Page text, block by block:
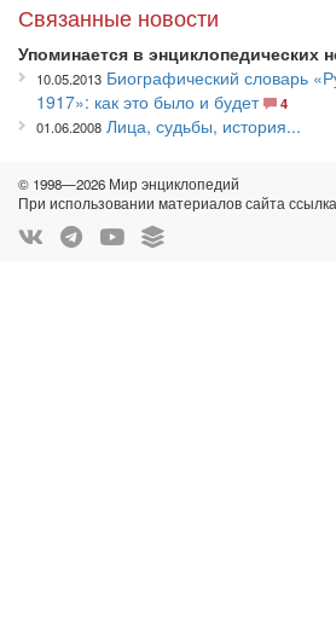
Связанные новости
Упоминается в энциклопедических
10.05.2013 Биографический словарь
1917»: как это было и будет
4
01.06.2008 Лица, судьбы, история...
© 1998—2026 Мир энциклопедий
При использовании материалов сайта